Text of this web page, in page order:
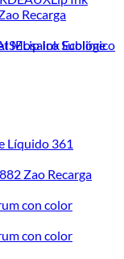
Lip Ink Ecológico
Recarga
Mosaico Sublime
Líquido 361
Zao Recarga
con color
con color